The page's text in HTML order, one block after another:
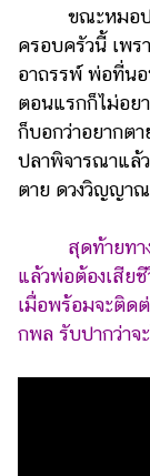
ขณะหมอปลา
ครอบครัวนี้ เพ
อาถรรพ์ พ่อที่น
ตอนแรกก็ไม่อย
ก็บอกว่าอยากต
ปลาพิจารณาแล้
ตาย ดวงวิญญา
สุดท้ายทา
แล้วพ่อต้องเสีย
เมื่อพร้อมจะติด
กพล รับปากว่าจ